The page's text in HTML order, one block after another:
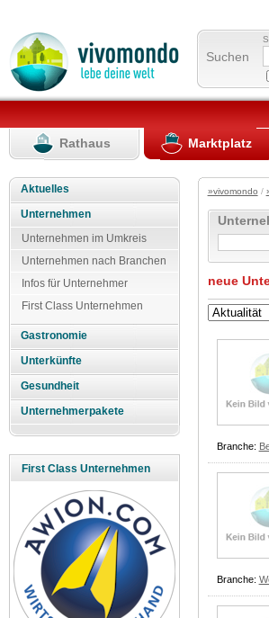
Suchen
Rathaus Marktplatz
Aktuelles
Unternehmen
Unternehmen im Umkreis
Unternehmen nach Branchen
Infos für Unternehmer
First Class Unternehmen
Gastronomie
Unterkünfte
Gesundheit
Unternehmerpakete
First Class Unternehmen
»vivomondo /
neue
Branche:
Branche: